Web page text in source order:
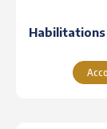
Habilitations